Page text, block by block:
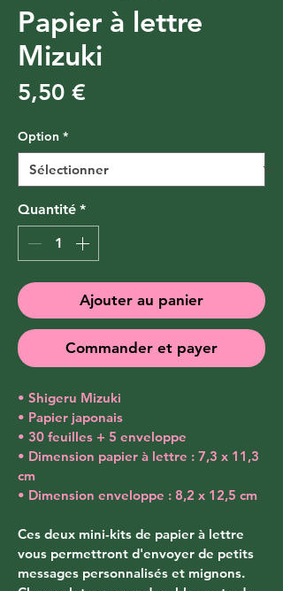
Papier à lettre
Mizuki
5,50 €
Option *
Quantité *
Ajouter au panier
Commander et payer
• Shigeru Mizuki
• Papier japonais
• 30 feuilles + 5 enveloppe
• Dimension papier à lettre : 7,3 x 11,3
cm
• Dimension enveloppe : 8,2 x 12,5 cm
Ces deux mini-kits de papier à lettre
vous permettront d'envoyer de petits
messages personnalisés et mignons.